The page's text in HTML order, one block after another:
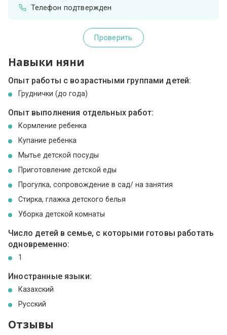
Телефон подтвержден
Проверить
Навыки няни
Опыт работы с возрастными группами детей:
Груднички (до года)
Опыт выполнения отдельных работ:
Кормление ребенка
Купание ребенка
Мытье детской посуды
Приготовление детской еды
Прогулка, сопровождение в сад/ на занятия
Стирка, глажка детского белья
Уборка детской комнаты
Число детей в семье, с которыми готовы работать
одновременно:
1
Иностранные языки:
Казахский
Русский
Отзывы